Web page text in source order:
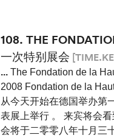
108. THE
一次特别展会
... The Fondation de la
2008 Fondation de la
从今天开始在德国举办第
表展上举行 。 来宾将会
会将于二零零八年十月三